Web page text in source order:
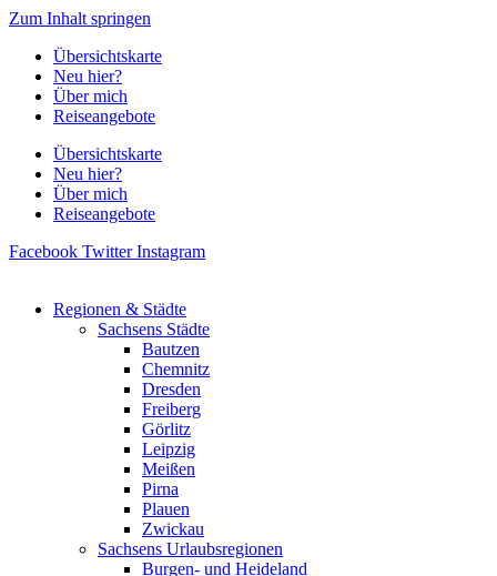
Zum Inhalt springen
Übersichtskarte
Neu hier?
Über mich
Reiseangebote
Übersichtskarte
Neu hier?
Über mich
Reiseangebote
Facebook Twitter Instagram
Regionen & Städte
Sachsens Städte
Bautzen
Chemnitz
Dresden
Freiberg
Görlitz
Leipzig
Meißen
Pirna
Plauen
Zwickau
Sachsens Urlaubsregionen
Burgen- und Heideland